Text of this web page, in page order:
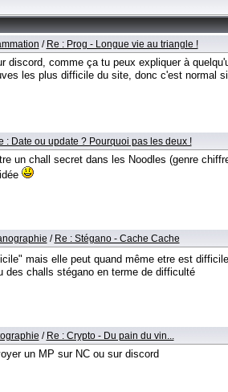
/ Re : Prog - Longue vie au triangle !
discord, comme ça tu peux expliquer à
les plus difficile du site, donc c'est normal
: Date ou update ? Pourquoi pas les deux !
un chall secret dans les Noodles (genre
/ Re : Stégano - Cache Cache
mais elle peut quand même etre est
des challs stégano en terme de difficulté
/ Re : Crypto - Du pain du vin...
un MP sur NC ou sur discord